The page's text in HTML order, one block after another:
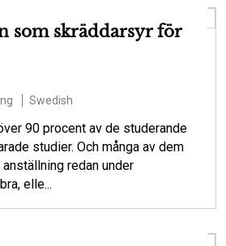
som skräddarsyr för
Swedish
90 procent av de studerande
studier. Och många av dem
redan under
elle...